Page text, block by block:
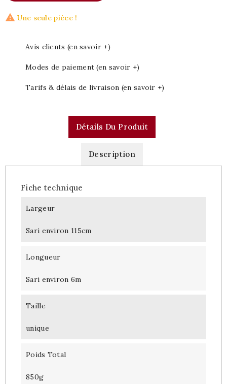
 Une seule pièce !
Avis clients (en savoir +)
Modes de paiement (en savoir +)
Tarifs & délais de livraison (en savoir +)
Détails Du Produit
Description
Fiche technique
Largeur
Sari environ 115cm
Longueur
Sari environ 6m
Taille
unique
Poids Total
850g